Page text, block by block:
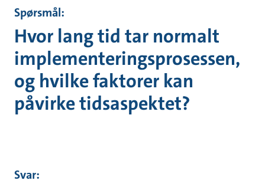
Spørsmål:
Hvor lang tid tar normalt
implementeringsprosessen,
og hvilke faktorer kan
påvirke tidsaspektet?
Svar: